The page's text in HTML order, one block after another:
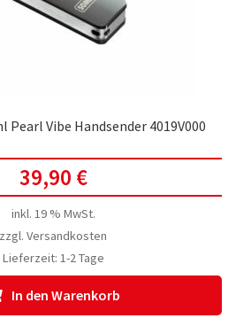
Pearl Vibe Handsender 4019V000
39,90 €
inkl. 19 % MwSt.
zzgl. Versandkosten
Lieferzeit: 1-2 Tage
In den Warenkorb